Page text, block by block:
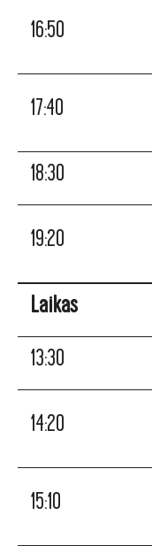
16:50
17:40
18:30
19:20
Laikas
13:30
14:20
15:10